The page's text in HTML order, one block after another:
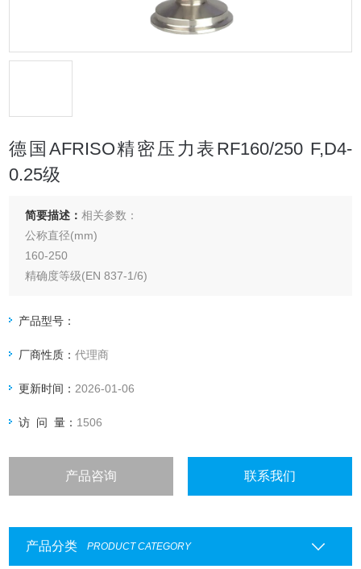
德国AFRISO精密压力表RF160/250 F,D4-
0.25级
简要描述：相关参数：
公称直径(mm)
160-250
精确度等级(EN 837-1/6)
量程(EN837-1/5)
0/0.6到0/400 bar
产品型号：
厂商性质：代理商
更新时间： 2026-01-06
访 问 量： 1506
产品咨询 联系我们
产品分类 PRODUCT CATEGORY